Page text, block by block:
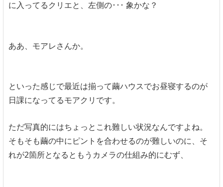
に入ってるクリエと、左側の･･･ 象かな？
ああ、モアレさんか。
といった感じで最近は揃って繭ハウスでお昼寝するのが
日課になってるモアクリです。
ただ写真的にはちょっとこれ難しい状況なんですよね。
そもそも繭の中にピントを合わせるのが難しいのに、そ
れが2箇所となるともうカメラの仕組み的にむず、